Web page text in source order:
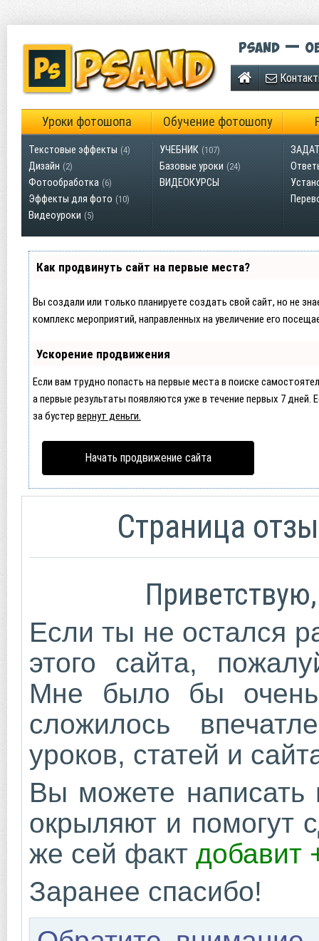
Psand —
Уроки фотошопа Обучение фотошопу
Текстовые эффекты (4)
Дизайн (2)
Фотообработка (6)
Эффекты для фото (10)
Видеоуроки (5)
УЧЕБНИК (107)
Базовые уроки (24)
ВИДЕОКУРСЫ
Как продвинуть сайт на первые места?
Вы создали или только планируете создать свой сайт, но не
комплекс мероприятий, направленных на увеличение его
Ускорение продвижения
Если вам трудно попасть на первые места в поиске
а первые результаты появляются уже в течение первых 7 дней.
за бустер вернут деньги.
Начать продвижение сайта
Страница
Если ты не остался
этого сайта,
Мне было бы очень
сложилось
уроков, статей и
Вы можете написать
окрыляют и помогут
же сей факт добавит
Заранее спасибо!